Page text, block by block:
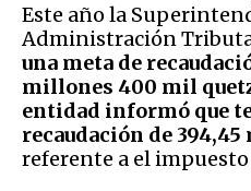
Este año la
Administración
una meta de
millones 400 mil
entidad informó que
recaudación de
referente a el